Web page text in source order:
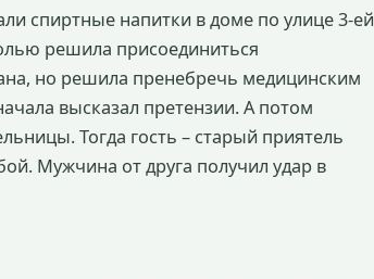
спиртные напитки в доме по улице 3-ей
решила присоединиться
но решила пренебречь медицинским
высказал претензии. А потом
Тогда гость – старый приятель
Мужчина от друга получил удар в